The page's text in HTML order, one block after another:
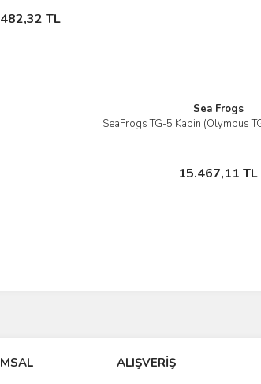
TL
Ekle
Sea Frogs
SeaFrogs TG-5 Kabin (Olympus
15.467,11 TL
İncele
Stokta Yok
ALIŞVERİŞ